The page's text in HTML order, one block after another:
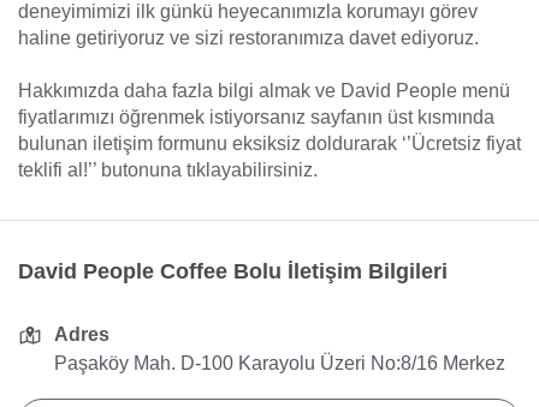
deneyimimizi ilk günkü heyecanımızla korumayı görev
haline getiriyoruz ve sizi restoranımıza davet ediyoruz.
Hakkımızda daha fazla bilgi almak ve David People menü
fiyatlarımızı öğrenmek istiyorsanız sayfanın üst kısmında
bulunan iletişim formunu eksiksiz doldurarak ‘’Ücretsiz fiyat
teklifi al!’’ butonuna tıklayabilirsiniz.
David People Coffee Bolu İletişim Bilgileri
Adres
Paşaköy Mah. D-100 Karayolu Üzeri No:8/16 Merkez